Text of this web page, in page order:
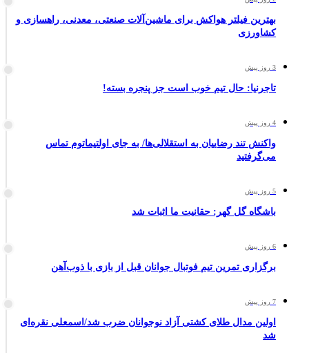
بهترین فیلتر هواکش برای ماشین‌آلات صنعتی، معدنی، راهسازی و
کشاورزی
3 روز پیش
تاجرنیا: حال تیم خوب است جز پنجره بسته!
4 روز پیش
واکنش تند رضاییان به استقلالی‌ها/ به جای اولتیماتوم تماس
می‌گرفتید
5 روز پیش
باشگاه گل گهر: حقانیت ما اثبات شد
6 روز پیش
برگزاری تمرین تیم فوتبال جوانان قبل از بازی با ذوب‌آهن
7 روز پیش
اولین مدال طلای کشتی آزاد نوجوانان ضرب شد/اسمعلی نقره‌ای
شد